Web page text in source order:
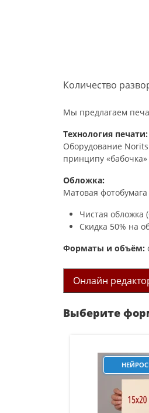
Количество
Мы предлагаем
Технология печати:
Оборудование
принципу
Обложка:
Матовая
Чистая обложка
Скидка 50% на
Форматы и объём:
Онлайн
Выберите